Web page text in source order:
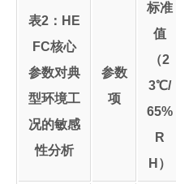
表2：HE
FC核心
参数对典
型环境工
况的敏感
性分析
参数
项
标准
值
（2
3℃/
65%
R
H）